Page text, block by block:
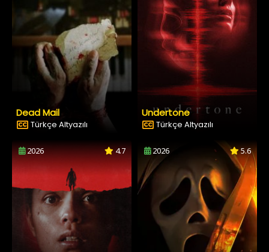
Dead Mail
Türkçe Altyazılı
Undertone
Türkçe Altyazılı
2026 4.7 2026 5.6